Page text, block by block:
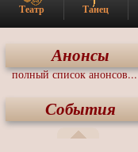
Театр Танец
Анонсы
полный список анонсов...
События